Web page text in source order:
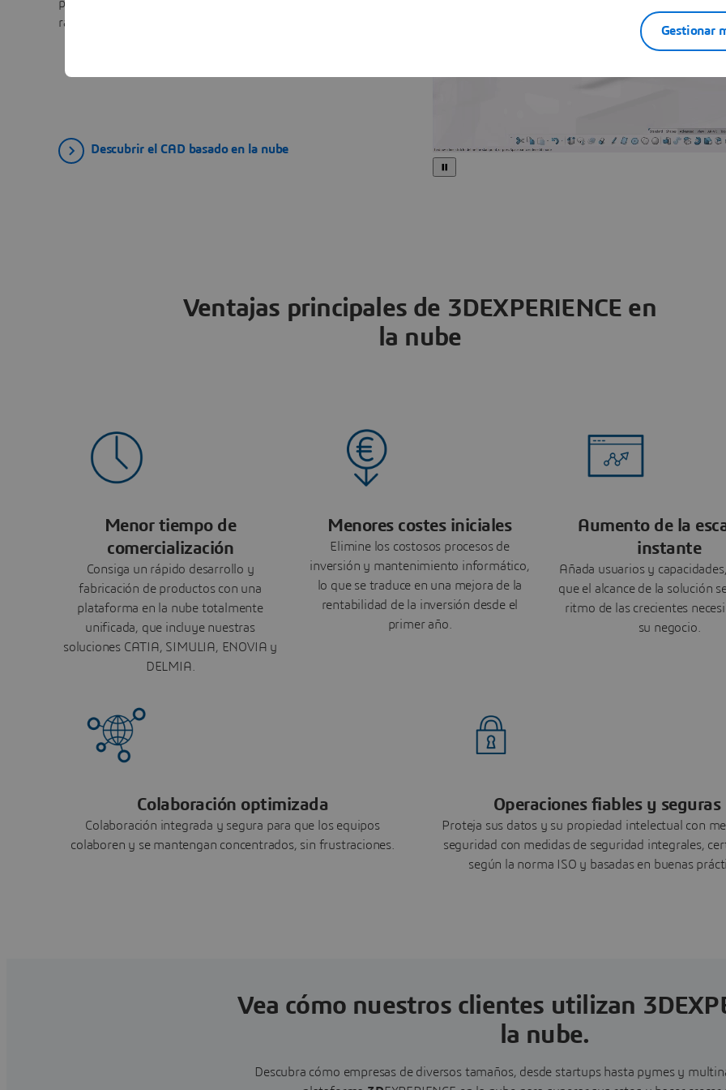
para acelerar la innovación y llegar al mercado más
rápidamente.
Descubrir el CAD basado en la nube
Ventajas principales de 3DEXPERIENCE en
la nube
Menor tiempo de
comercialización
Consiga un rápido desarrollo y
fabricación de productos con una
plataforma en la nube totalmente
unificada, que incluye nuestras
soluciones CATIA, SIMULIA, ENOVIA y
DELMIA.
Menores costes iniciales
Elimine los costosos procesos de
inversión y mantenimiento informático,
lo que se traduce en una mejora de la
rentabilidad de la inversión desde el
primer año.
Aumento de la
instante
Añada usuarios y
que el alcance de la solución
ritmo de las crecientes
su negocio.
Colaboración optimizada
Colaboración integrada y segura para que los equipos
colaboren y se mantengan concentrados, sin frustraciones.
Operaciones fiables y seguras
Proteja sus datos y su propiedad intelectual con
seguridad con medidas de seguridad integrales,
según la norma ISO y basadas en buenas
Vea cómo nuestros clientes utilizan
la nube.
Descubra cómo empresas de diversos tamaños, desde startups hasta pymes y
Gestionar